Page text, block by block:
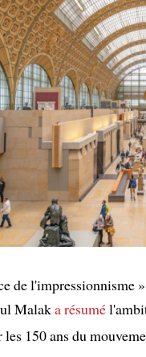
de l'impressionnisme
Malaka résumé
150 ans du